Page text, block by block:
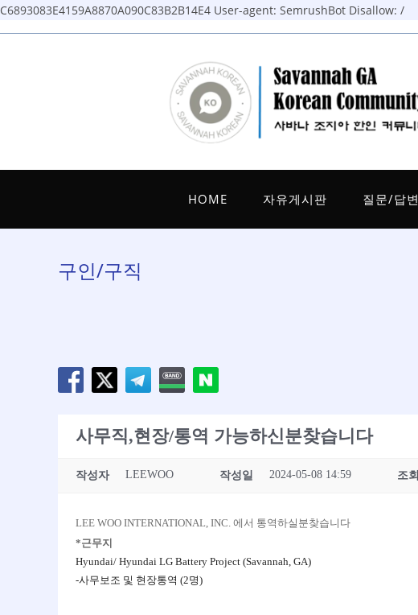
C6893083E4159A8870A090C83B2B14E4 User-agent: SemrushBot Disallow: /
Skip
HOME 자유게시판 질문/답변
구인/구직